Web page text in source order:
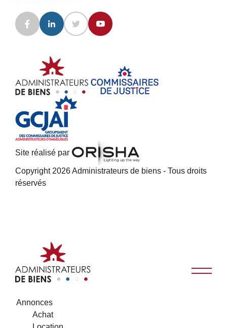
Site réalisé par
Copyright 2026 Administrateurs de biens - Tous droits
réservés
Annonces
Achat